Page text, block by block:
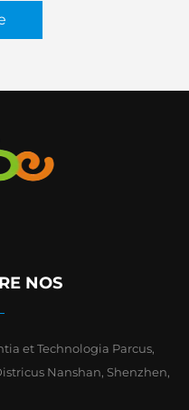
NOS
et Technologia Parcus,
Nanshan, Shenzhen,